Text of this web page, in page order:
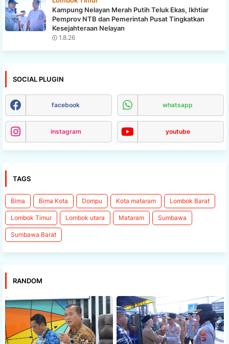
Kampung Nelayan Merah Putih Teluk Ekas, Ikhtiar
Pemprov NTB dan Pemerintah Pusat Tingkatkan
Kesejahteraan Nelayan
1.8.26
SOCIAL PLUGIN
facebook whatsapp
instagram youtube
TAGS
Bima Bima Kota Dompu Kota mataram Lombok Barat
Lombok Timur Lombok utara Mataram Sumbawa
Sumbawa Barat
RANDOM